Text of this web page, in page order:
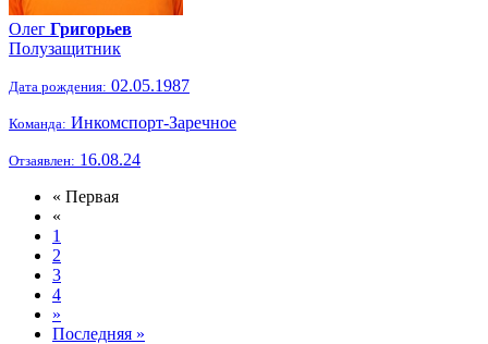
Олег Григорьев
Полузащитник
Дата рождения: 02.05.1987
Команда: Инкомспорт-Заречное
Отзаявлен: 16.08.24
« Первая
«
1
2
3
4
»
Последняя »